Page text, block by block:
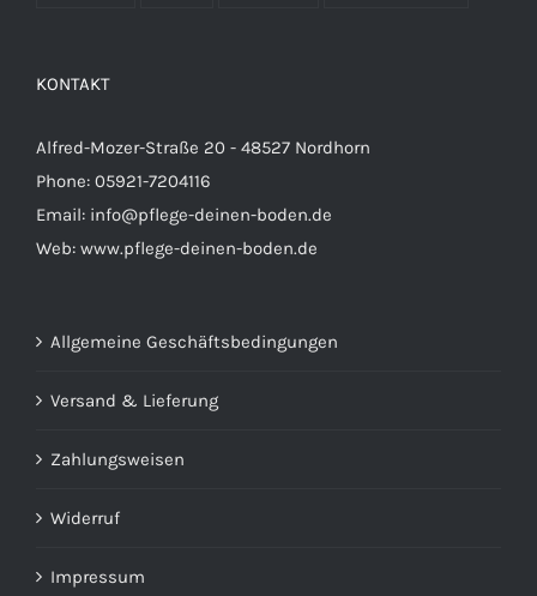
KONTAKT
Alfred-Mozer-Straße 20 - 48527 Nordhorn
Phone: 05921-7204116
Email: info@pflege-deinen-boden.de
Web: www.pflege-deinen-boden.de
Allgemeine Geschäftsbedingungen
Versand & Lieferung
Zahlungsweisen
Widerruf
Impressum